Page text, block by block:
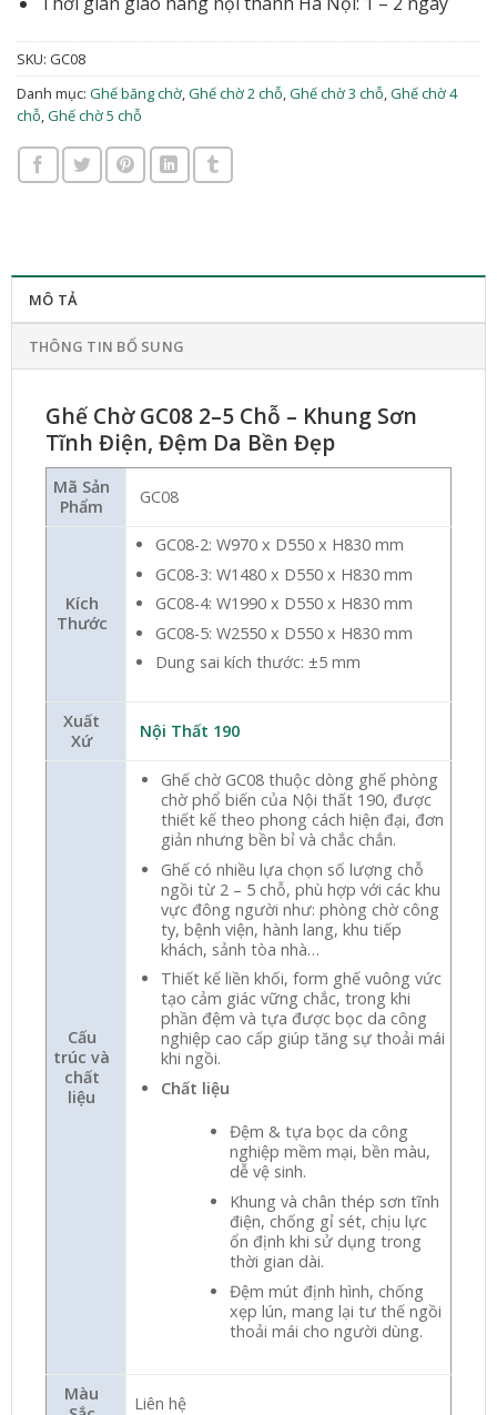
SKU: GC08
Danh mục: Ghế băng chờ, Ghế chờ 2 chỗ, Ghế chờ 3 chỗ, Ghế chờ 4
chỗ, Ghế chờ 5 chỗ
MÔ TẢ
THÔNG TIN BỔ SUNG
Ghế Chờ GC08 2–5 Chỗ – Khung Sơn
Tĩnh Điện, Đệm Da Bền Đẹp
Mã Sản
Phẩm
GC08
Kích
Thước
GC08-2: W970 x D550 x H830 mm
GC08-3: W1480 x D550 x H830 mm
GC08-4: W1990 x D550 x H830 mm
GC08-5: W2550 x D550 x H830 mm
Dung sai kích thước: ±5 mm
Xuất
Xứ
Nội Thất 190
Cấu
trúc và
chất
liệu
Ghế chờ GC08 thuộc dòng ghế phòng
chờ phổ biến của Nội thất 190, được
thiết kế theo phong cách hiện đại, đơn
giản nhưng bền bỉ và chắc chắn.
Ghế có nhiều lựa chọn số lượng chỗ
ngồi từ 2 – 5 chỗ, phù hợp với các khu
vực đông người như: phòng chờ công
ty, bệnh viện, hành lang, khu tiếp
khách, sảnh tòa nhà…
Thiết kế liền khối, form ghế vuông vức
tạo cảm giác vững chắc, trong khi
phần đệm và tựa được bọc da công
nghiệp cao cấp giúp tăng sự thoải mái
khi ngồi.
Chất liệu
Đệm & tựa bọc da công
nghiệp mềm mại, bền màu,
dễ vệ sinh.
Khung và chân thép sơn tĩnh
điện, chống gỉ sét, chịu lực
ổn định khi sử dụng trong
thời gian dài.
Đệm mút định hình, chống
xẹp lún, mang lại tư thế ngồi
thoải mái cho người dùng.
Màu
Liên hệ